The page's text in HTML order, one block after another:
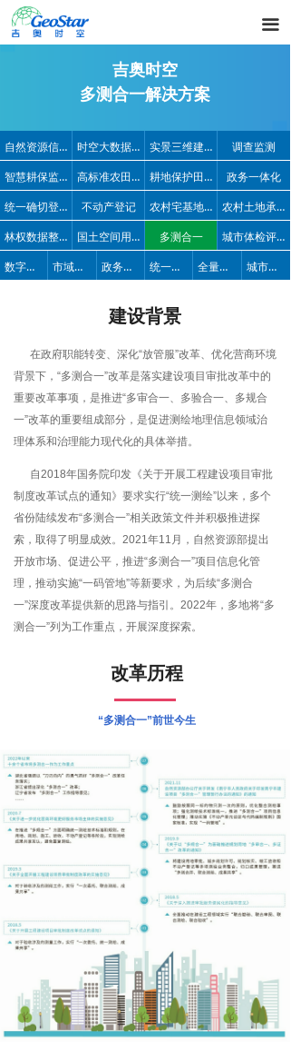
끀
吉奥时空
多测合一解决方案
自然资源信息化 时空大数据平台 实景三维建设
调查监测
智慧耕保监测监管
高标准农田建设 耕地保护田长制
政务一体化
统一确切登记
不动产登记 农村宅基地管理 农村土地承包经营权
数字政府 市域社会治理 政务便民服务热线 统一地址 全量信息视图 城市数字公共基础设施
林权数据整合建库 国土空间用途管制 多测合一 城市体检评估
建设背景
在政府职能转变、深化“放管服”改革、优化营商环境
背景下，“多测合一”改革是落实建设项目审批改革中的
重要改革事项，是推进“多审合一、多验合一、多规合
一”改革的重要组成部分，是促进测绘地理信息领域治
理体系和治理能力现代化的具体举措。
自2018年国务院印发《关于开展工程建设项目审批
制度改革试点的通知》要求实行“统一测绘”以来，多个
省份陆续发布“多测合一”相关政策文件并积极推进探
索，取得了明显成效。2021年11月，自然资源部提出
开放市场、促进公平，推进“多测合一”项目信息化管
理，推动实施“一码管地”等新要求，为后续“多测合
一”深度改革提供新的思路与指引。2022年，多地将“多
测合一”列为工作重点，开展深度探索。
改革历程
“多测合一”前世今生